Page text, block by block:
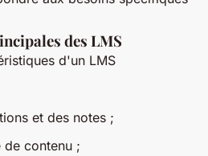
des LMS
d'un LMS
et des notes ;
de contenu ;